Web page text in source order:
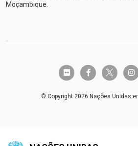
Moçambique.
flickr facebook-ftwitter-x
© Copyright 2026 Nações Unidas